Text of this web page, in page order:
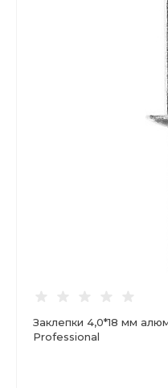
Заклепки 4,0*18 мм
Professional